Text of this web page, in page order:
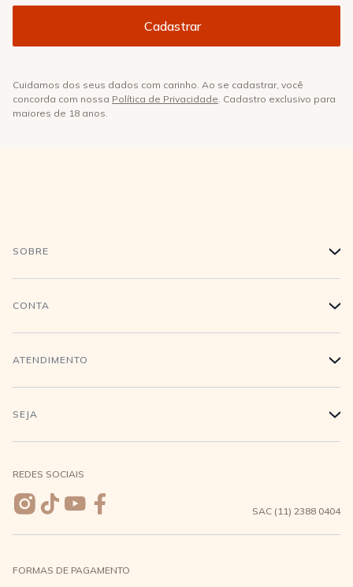
Cuidamos dos seus dados com carinho. Ao se cadastrar, você
concorda com nossa Política de Privacidade. Cadastro exclusivo para
maiores de 18 anos.
SOBRE +
História
Conecte-se
CONTA +
Login
Meus pedidos
Wishlist
ATENDIMENTO +
Compra Segura
Entrega e Frete
Trocas e Devoluções
Direito de Arrependimento
SEJA +
REDES SOCIAIS
SAC (11) 2388 0404
FORMAS DE PAGAMENTO